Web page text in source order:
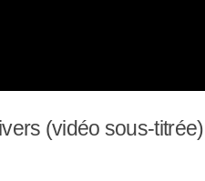
(vidéo sous-titrée)